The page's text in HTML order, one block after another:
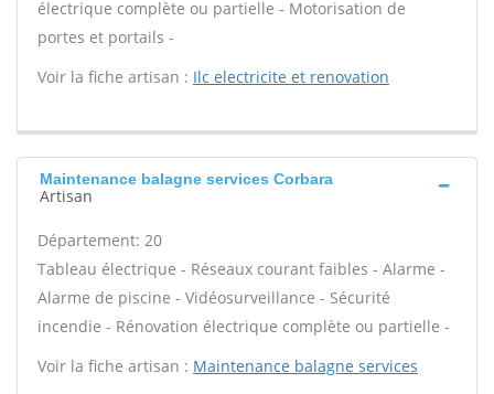
électrique complète ou partielle - Motorisation de
portes et portails -
Voir la fiche artisan : Ilc electricite et renovation
Maintenance balagne services Corbara
Artisan
Département: 20
Tableau électrique - Réseaux courant faibles - Alarme -
Alarme de piscine - Vidéosurveillance - Sécurité
incendie - Rénovation électrique complète ou partielle -
Voir la fiche artisan : Maintenance balagne services